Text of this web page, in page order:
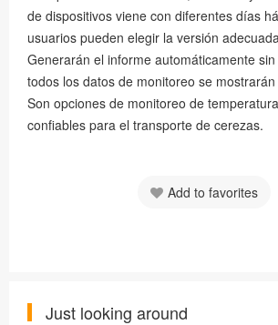
de dispositivos viene con diferentes días
usuarios pueden elegir la versión
Generarán el informe automáticamente
todos los datos de monitoreo se
Son opciones de monitoreo de
confiables para el transporte de cerezas.
Add to favorites
Just looking around